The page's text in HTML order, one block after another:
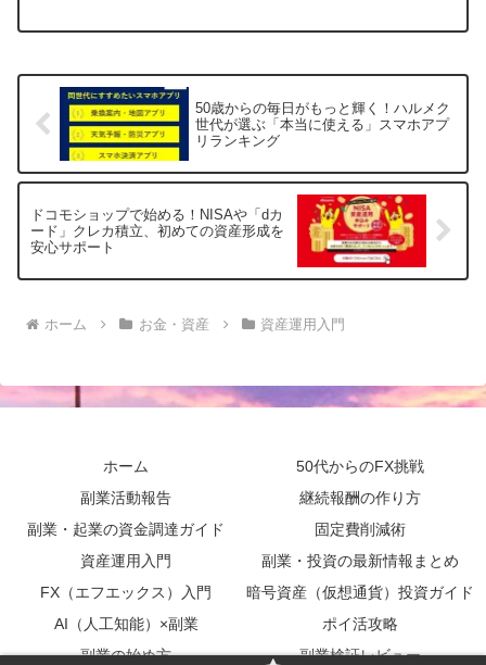
育家である塚本俊太郎氏が、投資の基礎
るリアルな疑問にわかりやすく答えてく
れます。
50歳からの毎日がもっと輝く！ハルメク
世代が選ぶ「本当に使える」スマホアプ
リランキング
ドコモショップで始める！NISAや「dカ
ード」クレカ積立、初めての資産形成を
安心サポート
ホーム お金・資産 資産運用入門
ホーム
50代からのFX挑戦
副業活動報告
継続報酬の作り方
副業・起業の資金調達ガイド
固定費削減術
資産運用入門
副業・投資の最新情報まとめ
FX（エフエックス）入門
暗号資産（仮想通貨）投資ガイド
AI（人工知能）×副業
ポイ活攻略
副業の始め方
副業検証レビュー